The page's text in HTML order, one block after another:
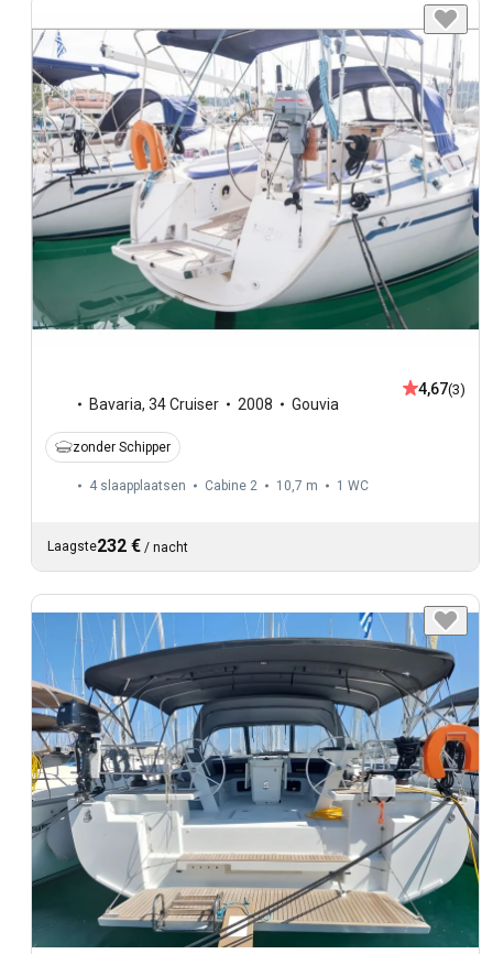
Bavaria, 34 Cruiser 2008 Gouvia
4,67(3)
zonder Schipper
4 slaapplaatsen Cabine 2 10,7 m 1 WC
Laagste232 € / nacht